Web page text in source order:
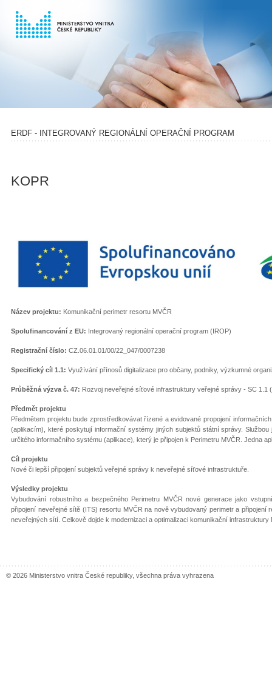
ERDF - INTEGROVANÝ REGIONÁLNÍ OPERAČNÍ PROGRAM
KOPR
Název projektu: Komunikační perimetr resortu MVČR
Spolufinancování z EU: Integrovaný regionální operační program (IROP)
Registrační číslo: CZ.06.01.01/00/22_047/0007238
Specifický cíl 1.1: Využívání přínosů digitalizace pro občany, podniky, výzkumné
Průběžná výzva č. 47: Rozvoj neveřejné síťové infrastruktury veřejné správy - SC 1.1
Předmět projektu
Předmětem projektu bude zprostředkovávat řízené a evidované propojení
(aplikacím), které poskytují informační systémy jiných subjektů státní správy.
určitého informačního systému (aplikace), který je připojen k Perimetru MVČR. Jedna
Cíl projektu
Nové či lepší připojení subjektů veřejné správy k neveřejné síťové infrastruktuře.
Výsledky projektu
Vybudování robustního a bezpečného Perimetru MVČR nové generace jako
připojení neveřejné sítě (ITS) resortu MVČR na nově vybudovaný perimetr a připojení
neveřejných sítí. Celkově dojde k modernizaci a optimalizaci komunikační infrastruktury
© 2026 Ministerstvo vnitra České republiky, všechna práva vyhrazena